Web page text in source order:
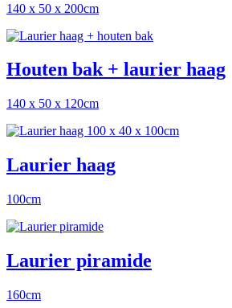
140 x 50 x 200cm
Houten bak + laurier haag
140 x 50 x 120cm
Laurier haag
100cm
Laurier piramide
160cm